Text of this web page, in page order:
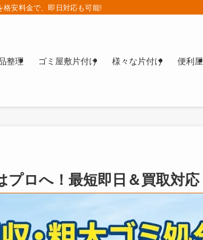
安料金で、即日対応も可能!!
整理 ゴミ屋敷片付け 様々な片付け 便利屋
プロへ！最短即日＆買取対応